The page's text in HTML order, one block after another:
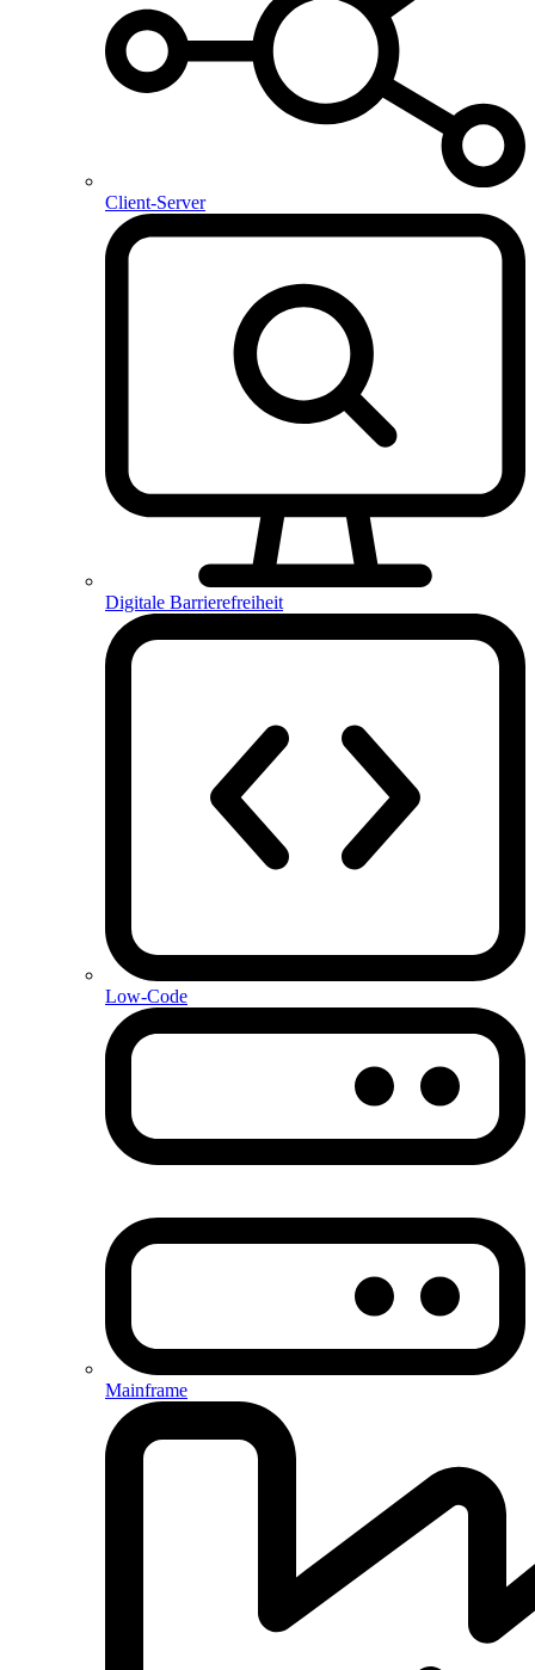
Client-Server
Digitale Barrierefreiheit
Low-Code
Mainframe